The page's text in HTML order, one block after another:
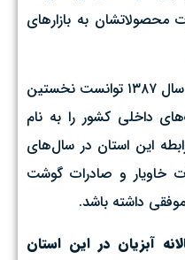
محصولاتشان به بازارهای
وی با اشاره به اینکه استان قم در سال ۱۳۸۷ توانست نخستین
داخلی کشور را به نام
این استان در سال‌های
خاویار و صادرات گوشت
داشته باشد.
آبزیان در این استان